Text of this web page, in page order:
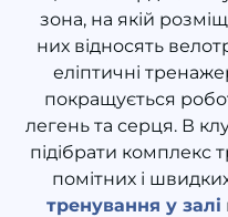
зона, на якій
них відносять
еліптичні
покращується
легень та серця. В
підібрати комплекс
помітних і
тренування у залі